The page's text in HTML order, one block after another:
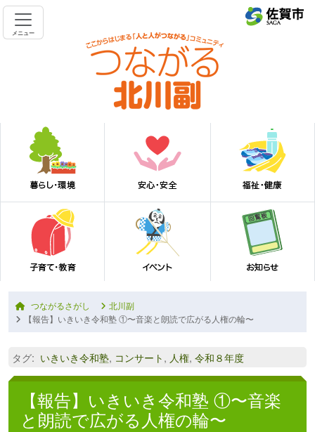
メニュー
つながるさがし
北川副
【報告】いきいき令和塾 ①〜音楽と朗読で広がる人権の輪〜
タグ: いきいき令和塾, コンサート, 人権, 令和８年度
【報告】いきいき令和塾 ①〜音楽
と朗読で広がる人権の輪〜